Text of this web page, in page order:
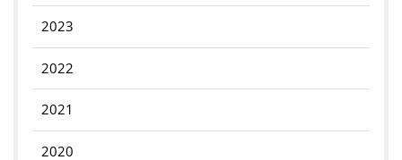
2023
2022
2021
2020